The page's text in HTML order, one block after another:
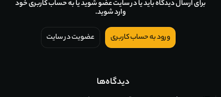
برای ارسال دیدگاه باید یا در سایت عضو شوید یا به حساب کاربری خود
وارد شوید.
ورود به حساب کاربری عضویت در سایت
دیدگاه‌ها